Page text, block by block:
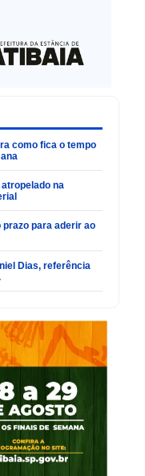
como fica o tempo
na
prazo para aderir ao
Dias, referência